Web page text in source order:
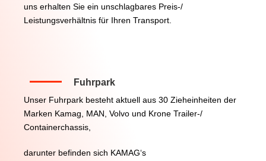
Fuhrpark
Unser Fuhrpark besteht aktuell aus 30 Zieheinheiten der
Marken Kamag, MAN, Volvo und Krone Trailer-/
Containerchassis,
darunter befinden sich KAMAG‘s
uns erhalten Sie ein unschlagbares Preis-/
Leistungsverhältnis für Ihren Transport.